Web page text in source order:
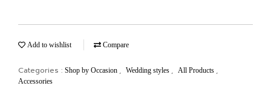
Add to wishlist Compare
Categories : Shop by Occasion , Wedding styles , All Products ,
Accessories